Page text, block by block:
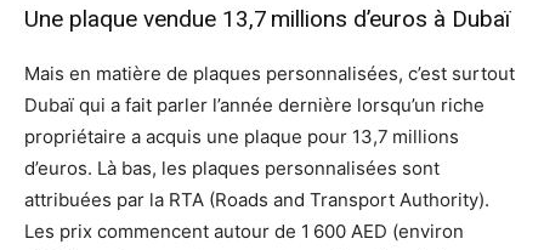
Une plaque vendue 13,7 millions d’euros à Dubaï
Mais en matière de plaques personnalisées, c’est surtout
Dubaï qui a fait parler l’année dernière lorsqu’un riche
propriétaire a acquis une plaque pour 13,7 millions
d’euros. Là bas, les plaques personnalisées sont
attribuées par la RTA (Roads and Transport Authority).
Les prix commencent autour de 1 600 AED (environ